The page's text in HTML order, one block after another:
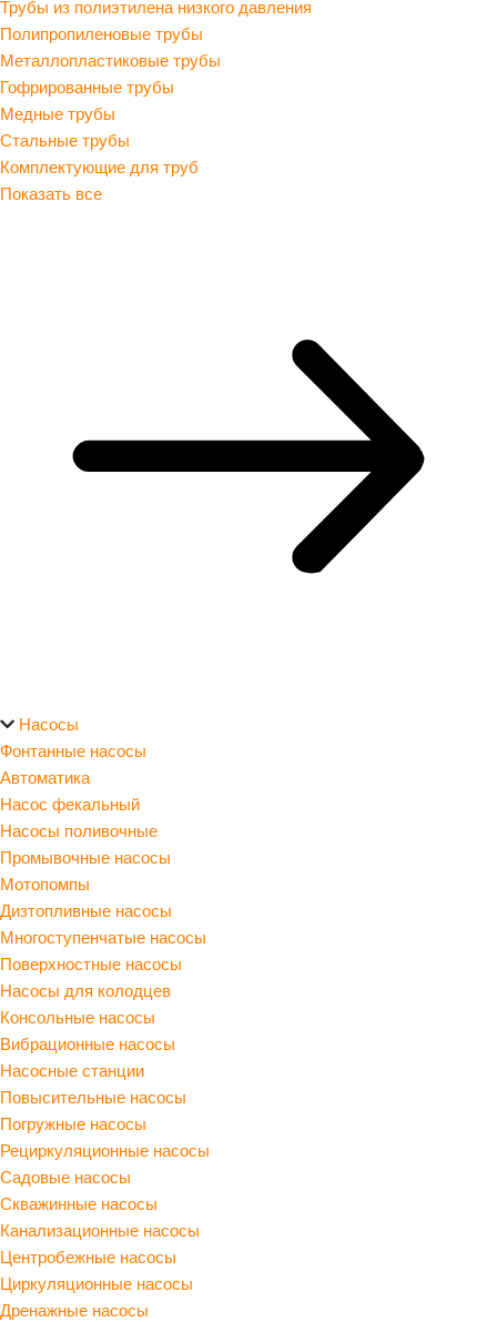
Трубы из полиэтилена низкого давления
Полипропиленовые трубы
Металлопластиковые трубы
Гофрированные трубы
Медные трубы
Стальные трубы
Комплектующие для труб
Показать все
Насосы
Фонтанные насосы
Автоматика
Насос фекальный
Насосы поливочные
Промывочные насосы
Мотопомпы
Дизтопливные насосы
Многоступенчатые насосы
Поверхностные насосы
Насосы для колодцев
Консольные насосы
Вибрационные насосы
Насосные станции
Повысительные насосы
Погружные насосы
Рециркуляционные насосы
Садовые насосы
Скважинные насосы
Канализационные насосы
Центробежные насосы
Циркуляционные насосы
Дренажные насосы